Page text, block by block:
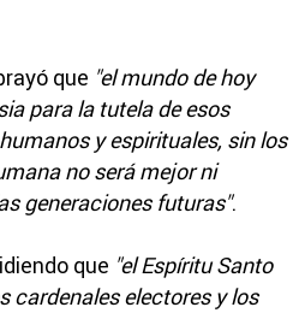
que "el mundo de hoy
para la tutela de esos
y espirituales, sin los
no será mejor ni
generaciones futuras".
que "el Espíritu Santo
cardenales electores y los